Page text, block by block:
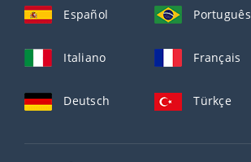
Español Português
Italiano Français
Deutsch Türkçe